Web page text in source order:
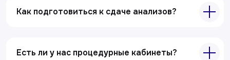
Как подготовиться к сдаче анализов?
Есть ли у нас процедурные кабинеты?
Услуги
Ультразвуковая диагностика